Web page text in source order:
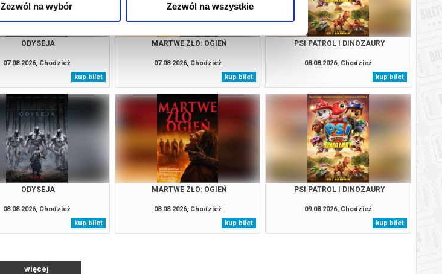
Zezwól na wybór Zezwól na wszystkie
ODYSEJA
07.08.2026, Chodzież
kup bilet
MARTWE ZŁO: OGIEŃ
07.08.2026, Chodzież
kup bilet
PSI PATROL I DINOZAURY
08.08.2026, Chodzież
kup bilet
ODYSEJA
08.08.2026, Chodzież
kup bilet
MARTWE ZŁO: OGIEŃ
08.08.2026, Chodzież
kup bilet
PSI PATROL I DINOZAURY
09.08.2026, Chodzież
kup bilet
więcej